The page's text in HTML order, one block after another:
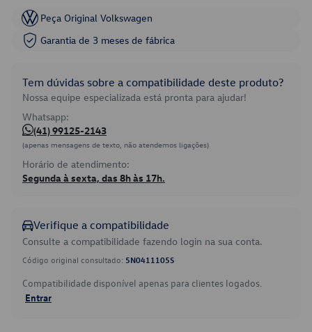
Peça Original Volkswagen
Garantia de 3 meses de fábrica
Tem dúvidas sobre a compatibilidade deste produto?
Nossa equipe especializada está pronta para ajudar!
Whatsapp:
(41) 99125-2143
(apenas mensagens de texto, não atendemos ligações)
Horário de atendimento:
Segunda à sexta, das 8h às 17h.
Verifique a compatibilidade
Consulte a compatibilidade fazendo login na sua conta.
Código original consultado: 5N0411105S
Compatibilidade disponível apenas para clientes logados.
Entrar